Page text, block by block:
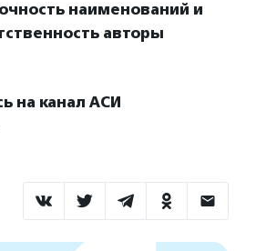
наименований и
авторы
на канал АСИ